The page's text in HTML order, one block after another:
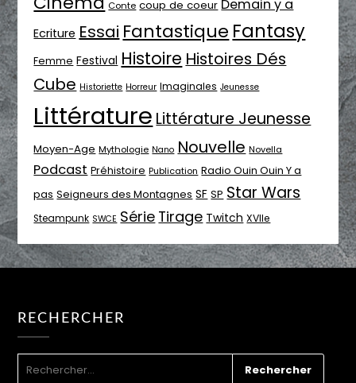
Conte coup de coeur Demain y a
Ecriture Essai Fantastique Fantasy
Femme Festival Histoire Histoires Dés
Cube Historiette Horreur Imaginales Jeunesse
Littérature Littérature Jeunesse
Moyen-Age Mythologie Nano Nouvelle Novella
Podcast Préhistoire Publication Radio Ouin Ouin Y a
pas Seigneurs des Montagnes SF SP Star Wars
Steampunk SWCE Série Tirage Twitch XVIIe
RECHERCHER